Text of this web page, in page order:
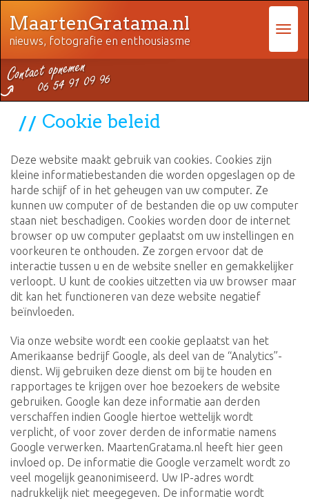
MaartenGratama.nl
nieuws, fotografie en enthousiasme
Cookie beleid
Deze website maakt gebruik van cookies. Cookies zijn
kleine informatiebestanden die worden opgeslagen op de
harde schijf of in het geheugen van uw computer. Ze
kunnen uw computer of de bestanden die op uw computer
staan niet beschadigen. Cookies worden door de internet
browser op uw computer geplaatst om uw instellingen en
voorkeuren te onthouden. Ze zorgen ervoor dat de
interactie tussen u en de website sneller en gemakkelijker
verloopt. U kunt de cookies uitzetten via uw browser maar
dit kan het functioneren van deze website negatief
beïnvloeden.
Via onze website wordt een cookie geplaatst van het
Amerikaanse bedrijf Google, als deel van de “Analytics”-
dienst. Wij gebruiken deze dienst om bij te houden en
rapportages te krijgen over hoe bezoekers de website
gebruiken. Google kan deze informatie aan derden
verschaffen indien Google hiertoe wettelijk wordt
verplicht, of voor zover derden de informatie namens
Google verwerken. MaartenGratama.nl heeft hier geen
invloed op. De informatie die Google verzamelt wordt zo
veel mogelijk geanonimiseerd. Uw IP-adres wordt
nadrukkelijk niet meegegeven. De informatie wordt